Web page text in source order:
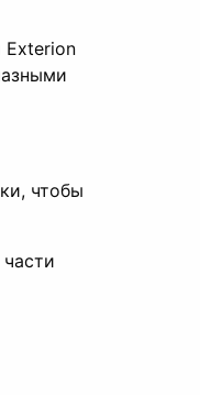
Exterion
чтобы